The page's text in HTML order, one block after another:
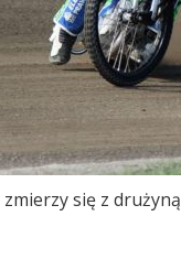
zmierzy się z drużyną